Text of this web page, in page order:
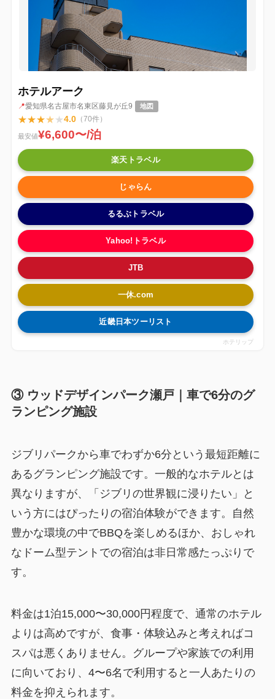
ホテルアーク
📍愛知県名古屋市名東区藤見が丘9 地図
★★★★★4.0（70件）
最安値¥6,600〜/泊
楽天トラベル
じゃらん
るるぶトラベル
Yahoo!トラベル
JTB
一休.com
近畿日本ツーリスト
ホテリップ
③ ウッドデザインパーク瀬戸｜車で6分のグ
ランピング施設
ジブリパークから車でわずか6分という最短距離に
あるグランピング施設です。一般的なホテルとは
異なりますが、「ジブリの世界観に浸りたい」と
いう方にはぴったりの宿泊体験ができます。自然
豊かな環境の中でBBQを楽しめるほか、おしゃれ
なドーム型テントでの宿泊は非日常感たっぷりで
す。
料金は1泊15,000〜30,000円程度で、通常のホテル
よりは高めですが、食事・体験込みと考えればコ
スパは悪くありません。グループや家族での利用
に向いており、4〜6名で利用すると一人あたりの
料金を抑えられます。